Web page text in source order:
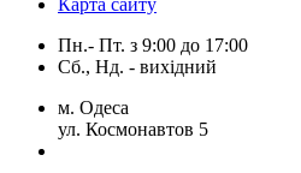
Карта сайту
Пн.- Пт. з 9:00 до 17:00
Сб., Нд. - вихідний
м. Одеса
ул. Космонавтов 5